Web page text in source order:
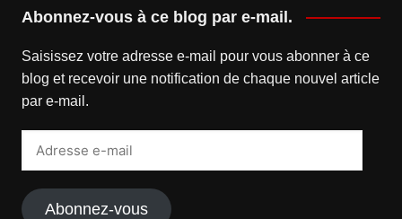
Abonnez-vous à ce blog par e-mail.
Saisissez votre adresse e-mail pour vous abonner à ce
blog et recevoir une notification de chaque nouvel article
par e-mail.
Abonnez-vous